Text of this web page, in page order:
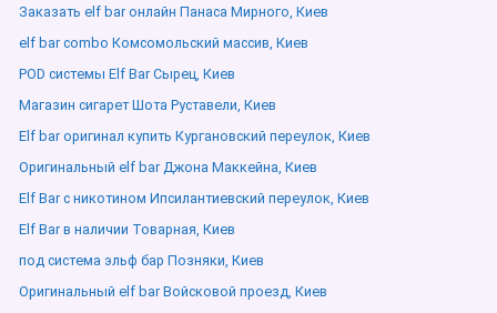
Заказать elf bar онлайн Панаса Мирного, Киев
elf bar combo Комсомольский массив, Киев
POD системы Elf Bar Сырец, Киев
Магазин сигарет Шота Руставели, Киев
Elf bar оригинал купить Кургановский переулок, Киев
Оригинальный elf bar Джона Маккейна, Киев
Elf Bar с никотином Ипсилантиевский переулок, Киев
Elf Bar в наличии Товарная, Киев
под система эльф бар Позняки, Киев
Оригинальный elf bar Войсковой проезд, Киев